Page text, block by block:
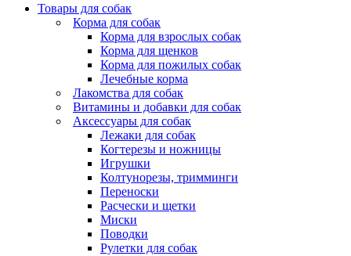
Товары для собак
Корма для собак
Корма для взрослых собак
Корма для щенков
Корма для пожилых собак
Лечебные корма
Лакомства для собак
Витамины и добавки для собак
Аксессуары для собак
Лежаки для собак
Когтерезы и ножницы
Игрушки
Колтунорезы, тримминги
Переноски
Расчески и щетки
Миски
Поводки
Рулетки для собак